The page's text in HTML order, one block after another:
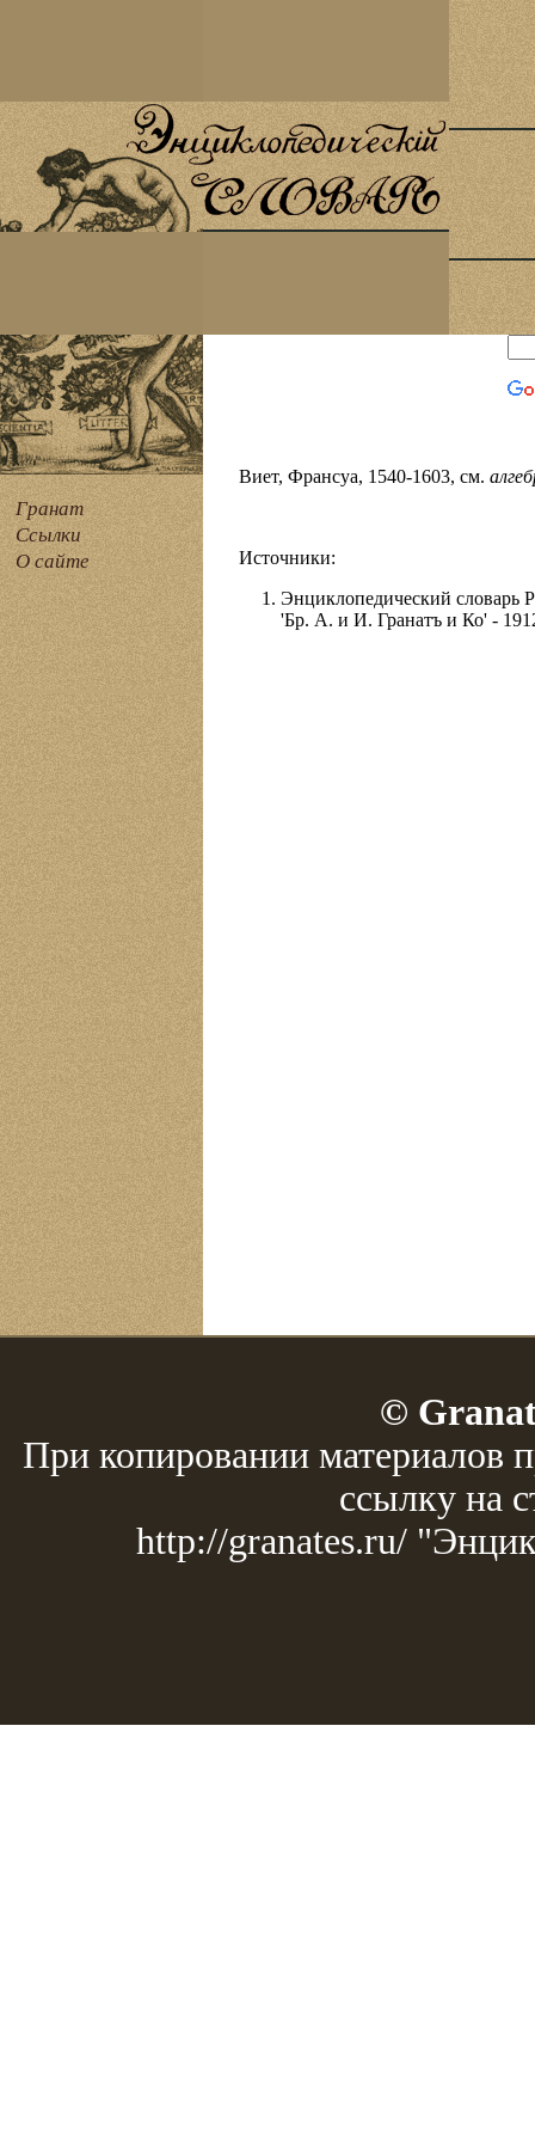
Гранат
Ссылки
О сайте
Виет, Франсуа, 1540-1603, см.
Источники:
Энциклопедический словарь
'Бр. А. и И. Гранатъ и Ко' -
©
При копировании материалов
ссылку на
http://granates.ru/